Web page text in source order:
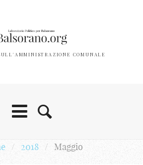
COMUNALE
/ 2018 / Maggio